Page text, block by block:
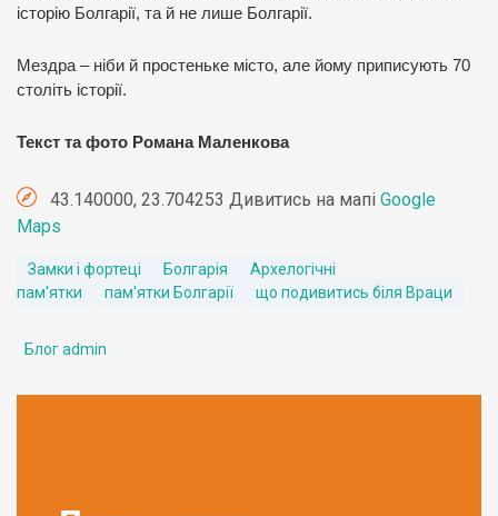
історію Болгарії, та й не лише Болгарії.
Мездра – ніби й простеньке місто, але йому приписують 70
століть історії.
Текст та фото Романа Маленкова
43.140000, 23.704253 Дивитись на мапі Google
Maps
Замки і фортеці Болгарія
Архелогічні
пам'ятки
пам'ятки Болгарії що подивитись біля Враци
Блог admin